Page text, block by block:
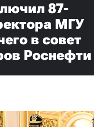
87-
МГУ
в совет
Роснефти